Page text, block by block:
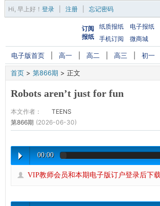
Hi, 早上好 ！ 登录 注册 忘记密码
订阅
报纸
纸质报纸
电子报纸
手机订阅
微商城
电子版首页 高一 高二 高三 初一
首页 > 第866期 > 正文
Robots aren’t just for fun
本文作者：
TEENS
第866期 (2026-06-30)
00:00
VIP教师会员和本期电子版订户登录后下